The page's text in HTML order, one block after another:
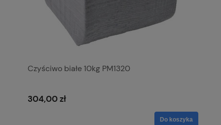
Czyściwo białe 10kg PM1320
304,00 zł
Do koszyka